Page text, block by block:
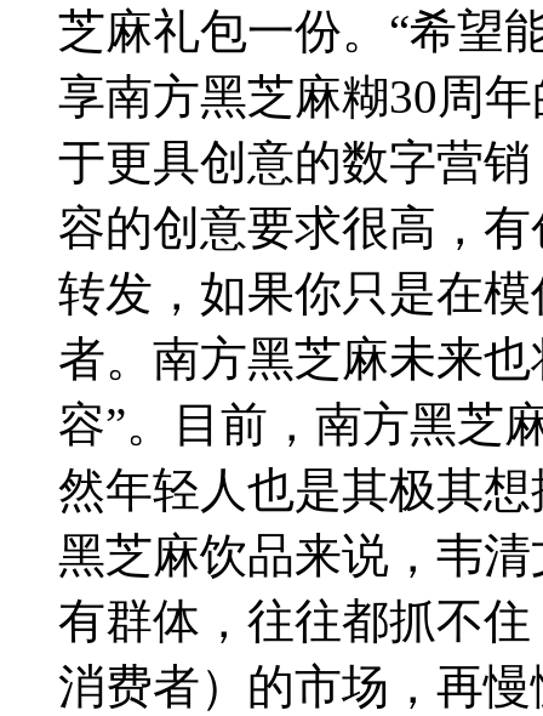
芝麻礼包一份。“希望
享南方黑芝麻糊30周
于更具创意的数字营
容的创意要求很高，
转发，如果你只是在
者。南方黑芝麻未来
容”。目前，南方黑芝
然年轻人也是其极其
黑芝麻饮品来说，韦
有群体，往往都抓不
消费者）的市场，再